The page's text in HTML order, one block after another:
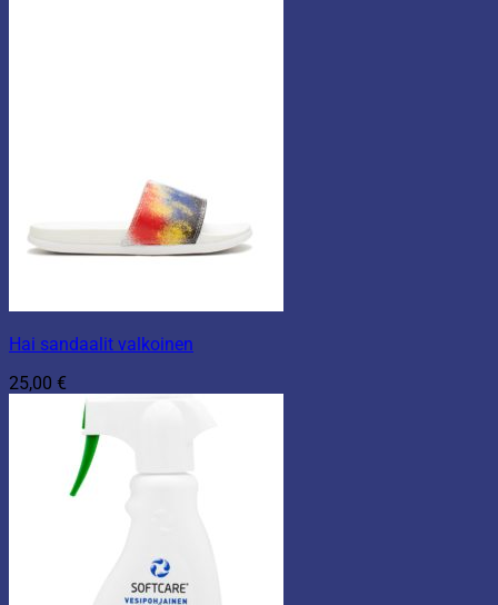
Hai sandaalit valkoinen
25,00 €